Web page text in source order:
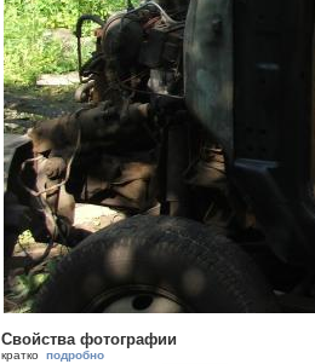
Свойства фотографии
кратко подробно